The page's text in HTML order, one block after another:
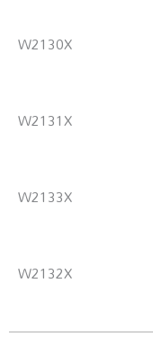
W2130X
W2131X
W2133X
W2132X